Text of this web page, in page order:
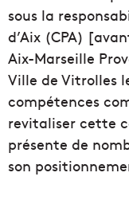
sous la
d’Aix (CPA)
Aix-Marseille
Ville de Vitrolles
compétences
revitaliser cette
présente de
son